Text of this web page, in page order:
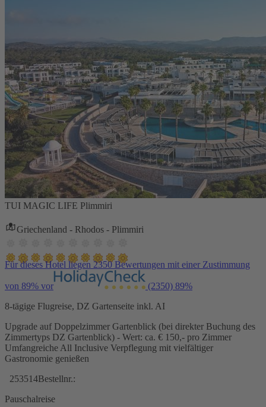
TUI MAGIC LIFE Plimmiri
Griechenland - Rhodos - Plimmiri
Für dieses Hotel liegen 2350 Bewertungen mit einer Zustimmung
von 89% vor (2350) 89%
8-tägige Flugreise, DZ Gartenseite inkl. AI
Upgrade auf Doppelzimmer Gartenblick (bei direkter Buchung des
Zimmertyps DZ Gartenblick) - Wert: ca. € 150,- pro Zimmer
Umfangreiche All Inclusive Verpflegung mit vielfältiger
Gastronomie genießen
253514Bestellnr.:
Pauschalreise